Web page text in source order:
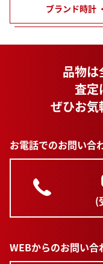
ブランド時計
品物は
査定
ぜひお気
お電話でのお問い合
(
WEBからのお問い合